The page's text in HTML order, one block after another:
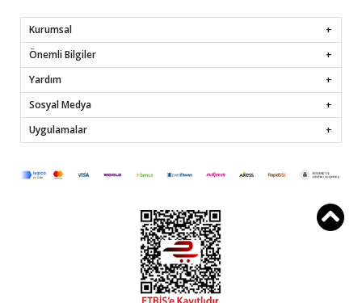
Kurumsal
Önemli Bilgiler
Yardım
Sosyal Medya
Uygulamalar